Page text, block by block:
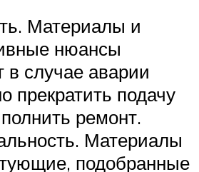
Материалы и
нюансы
в случае аварии
прекратить подачу
ремонт.
Материалы
подобранные